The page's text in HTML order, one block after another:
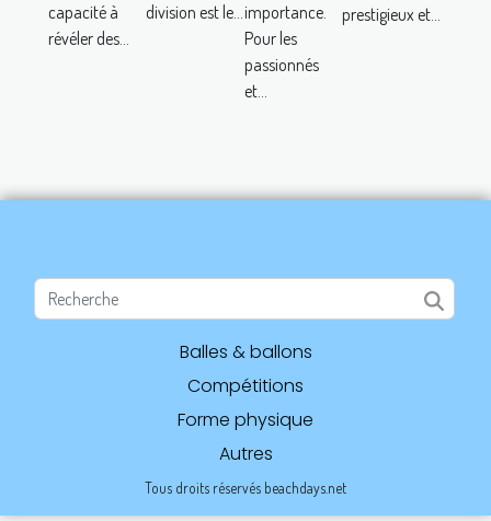
capacité à
révéler des...
division est le...importance.
Pour les
passionnés
et...
prestigieux et...
Balles & ballons
Compétitions
Forme physique
Autres
Tous droits réservés beachdays.net